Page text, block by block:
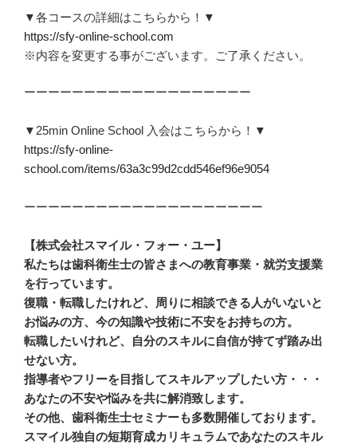
▼各コースの詳細はこちらから！▼
https://sfy-online-school.com
※内容を変更する事がございます。ご了承ください。
ーーーーーーーーーーーーーーーーーーー
▼25min Online School 入会はこちらから！▼
https://sfy-online-
school.com/items/63a3c99d2cdd546ef96e9054
ーーーーーーーーーーーーーーーーーーーー
【株式会社スマイル・フォー・ユー】
私たちは歯科衛生士の皆さまへの教育事業・就労支援業
を行っています。
復職・転職したけれど、周りに相談できる人がいないと
お悩みの方、今の知識や技術に不安をお持ちの方。
転職したいけれど、自分のスキルに自信が持てず踏み出
せない方。
指導者やフリーを目指してスキルアップしたい方・・・
あなたの不安や悩みを共に解消致します。
その他、歯科衛生士セミナーも多数開催しております。
スマイル独自の短期育成カリキュラムであなたのスキル